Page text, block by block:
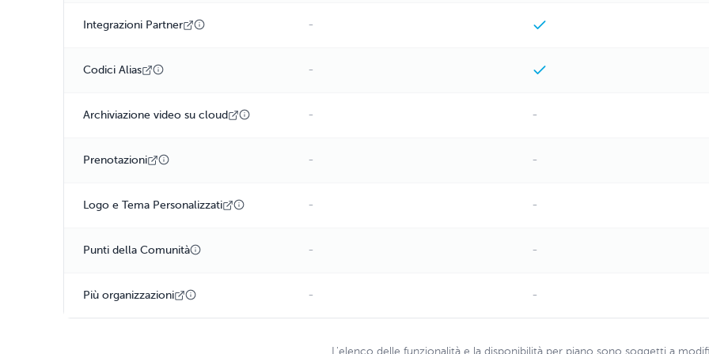
Integrazioni Partner -
Codici Alias -
Archiviazione video su cloud - -
Prenotazioni - -
Logo e Tema Personalizzati - -
Punti della Comunità - -
Più organizzazioni - -
L'elenco delle funzionalità e la disponibilità per piano sono soggetti a